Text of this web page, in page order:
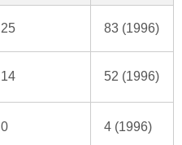
25 83 (1996)
14 52 (1996)
0 4 (1996)